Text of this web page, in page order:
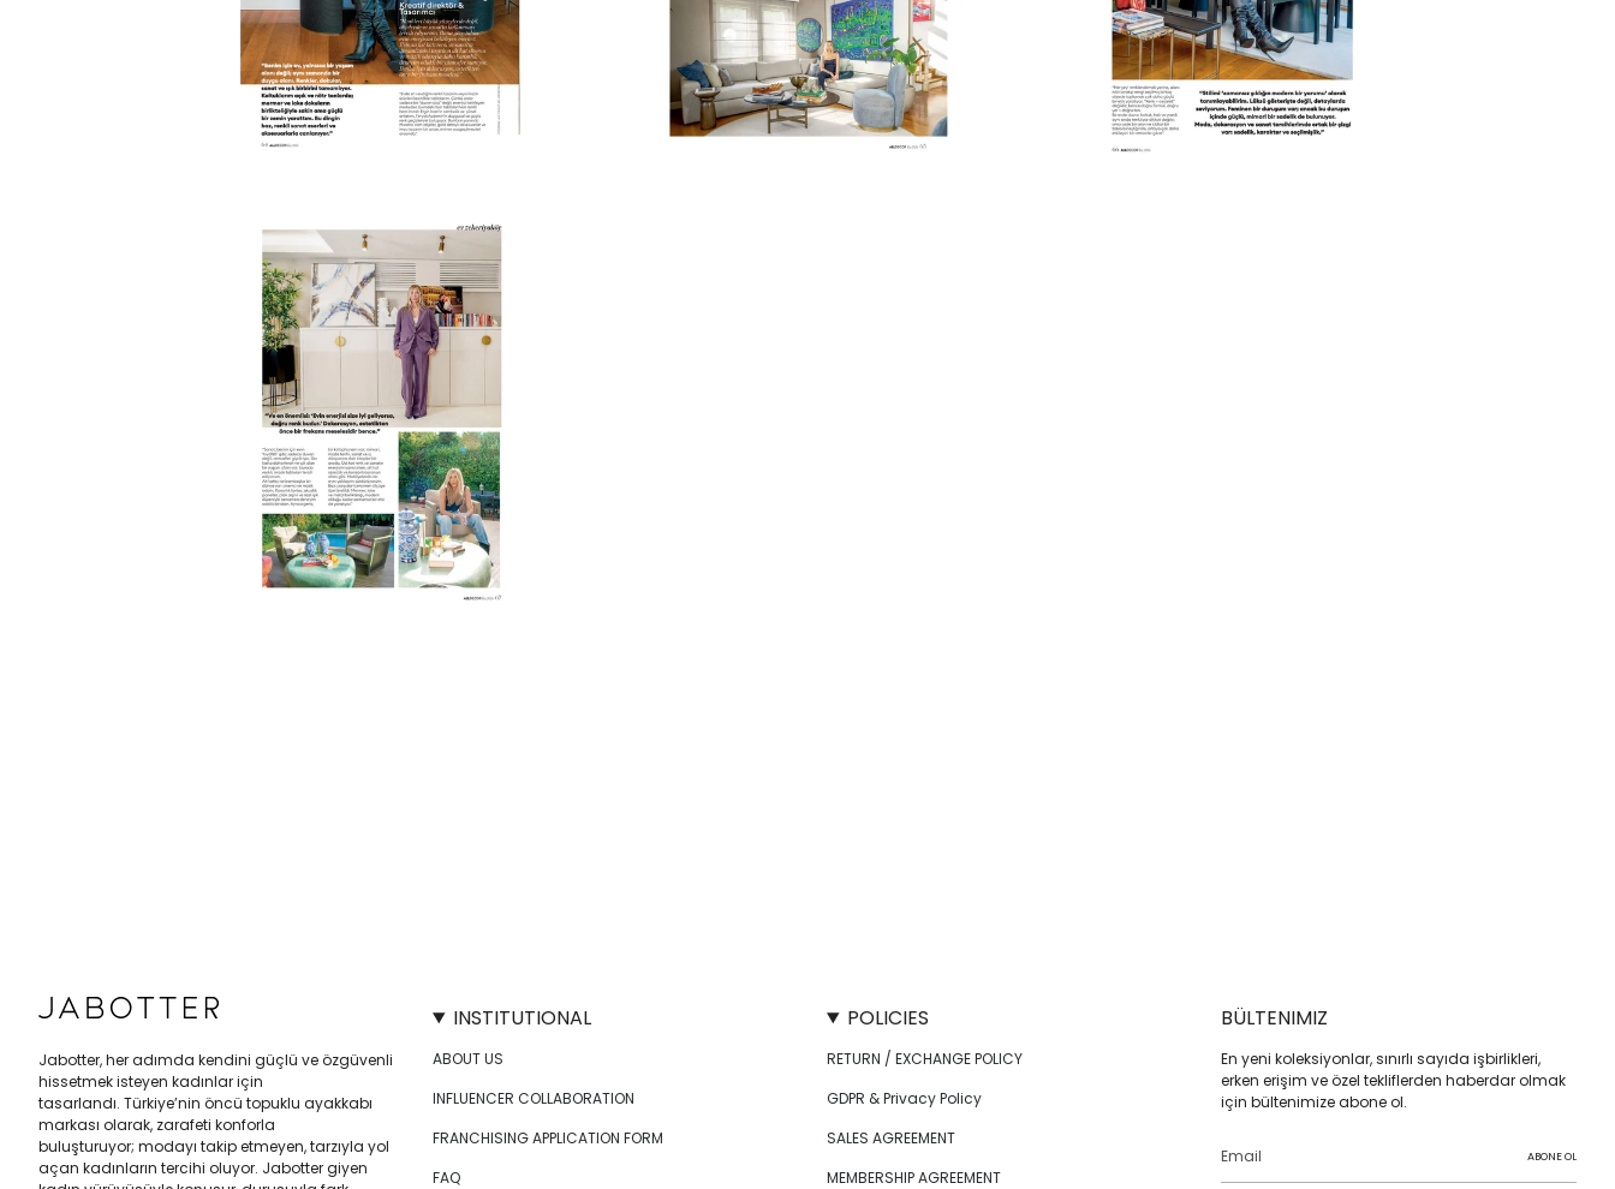
Jabotter, her adımda kendini güçlü ve özgüvenli
hissetmek isteyen kadınlar için
tasarlandı. Türkiye’nin öncü topuklu ayakkabı
markası olarak, zarafeti konforla
buluşturuyor; modayı takip etmeyen, tarzıyla yol
açan kadınların tercihi oluyor. Jabotter giyen
INSTITUTIONAL
ABOUT US
INFLUENCER COLLABORATION
FRANCHISING APPLICATION FORM
FAQ
POLICIES
RETURN / EXCHANGE POLICY
GDPR & Privacy Policy
SALES AGREEMENT
MEMBERSHIP AGREEMENT
BÜLTENIMIZ
En yeni koleksiyonlar, sınırlı sayıda işbirlikleri,
erken erişim ve özel tekliflerden haberdar olmak
için bültenimize abone ol.
ABONE OL